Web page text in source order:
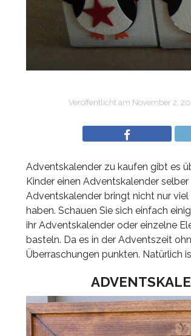
Veröffentlicht am November 2,
Adventskalender zu kaufen gibt es
Kinder einen Adventskalender
Adventskalender bringt nicht nur
haben. Schauen Sie sich einfach
ihr Adventskalender oder einzelne
basteln. Da es in der Adventszeit
Überraschungen punkten. Natürlich